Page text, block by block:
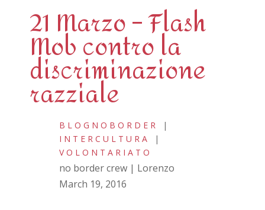
21 Marzo – Flash
Mob contro la
discriminazione
razziale
BLOGNOBORDER
|
INTERCULTURA
|
VOLONTARIATO
no border crew | Lorenzo
March 19, 2016